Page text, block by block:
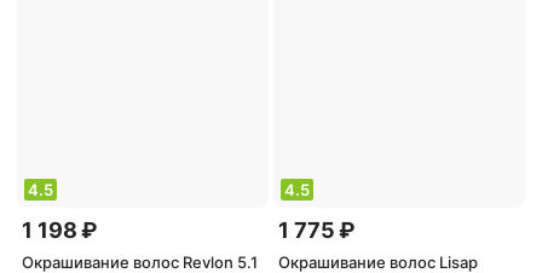
4.5
1 198 ₽
Окрашивание волос Revlon 5.1
4.5
1 775 ₽
Окрашивание волос Lisap